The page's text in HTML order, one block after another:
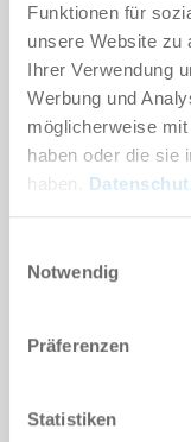
Funktionen für
unsere Website zu
Ihrer Verwendung
Werbung und
möglicherweise
haben oder die sie
haben.
Notwendig
Präferenzen
Statistiken
개별화
장점 세부